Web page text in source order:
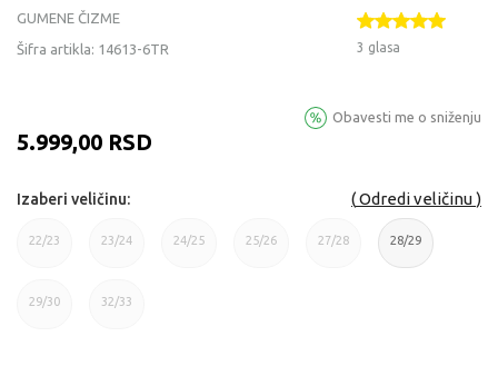
GUMENE ČIZME
Šifra artikla: 14613-6TR 3 glasa
5.999,00 RSD
Obavesti me o sniženju
Odredi veličinu
Izaberi veličinu:
22/23 23/24 24/25 25/26 27/28 28/29
29/30
32/33